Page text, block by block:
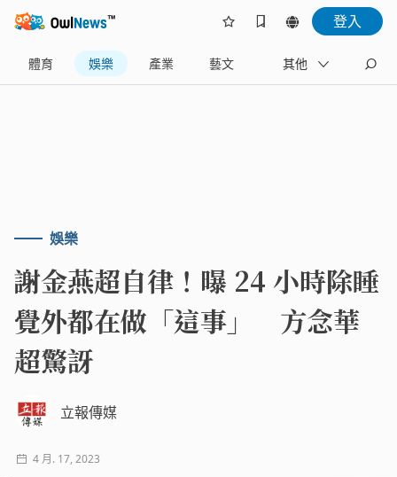
登入
體育 娛樂 產業 藝文 地方
其他
娛樂
謝金燕超自律！曝 24 小時除睡
覺外都在做「這事」 方念華
超驚訝
立報傳媒
4 月. 17, 2023